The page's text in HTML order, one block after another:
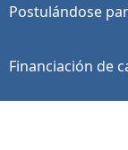
Postulándose
Financiación de